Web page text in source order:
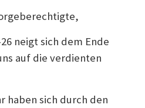
neigt sich dem Ende
auf die verdienten
haben sich durch den